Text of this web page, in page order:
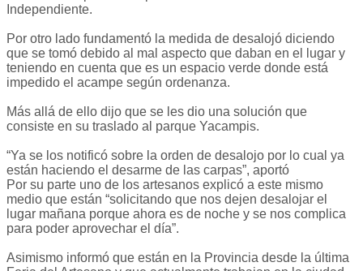
Independiente.
Por otro lado fundamentó la medida de desalojó diciendo
que se tomó debido al mal aspecto que daban en el lugar y
teniendo en cuenta que es un espacio verde donde está
impedido el acampe según ordenanza.
Más allá de ello dijo que se les dio una solución que
consiste en su traslado al parque Yacampis.
“Ya se los notificó sobre la orden de desalojo por lo cual ya
están haciendo el desarme de las carpas”, aportó
Por su parte uno de los artesanos explicó a este mismo
medio que están “solicitando que nos dejen desalojar el
lugar mañana porque ahora es de noche y se nos complica
para poder aprovechar el día”.
Asimismo informó que están en la Provincia desde la última